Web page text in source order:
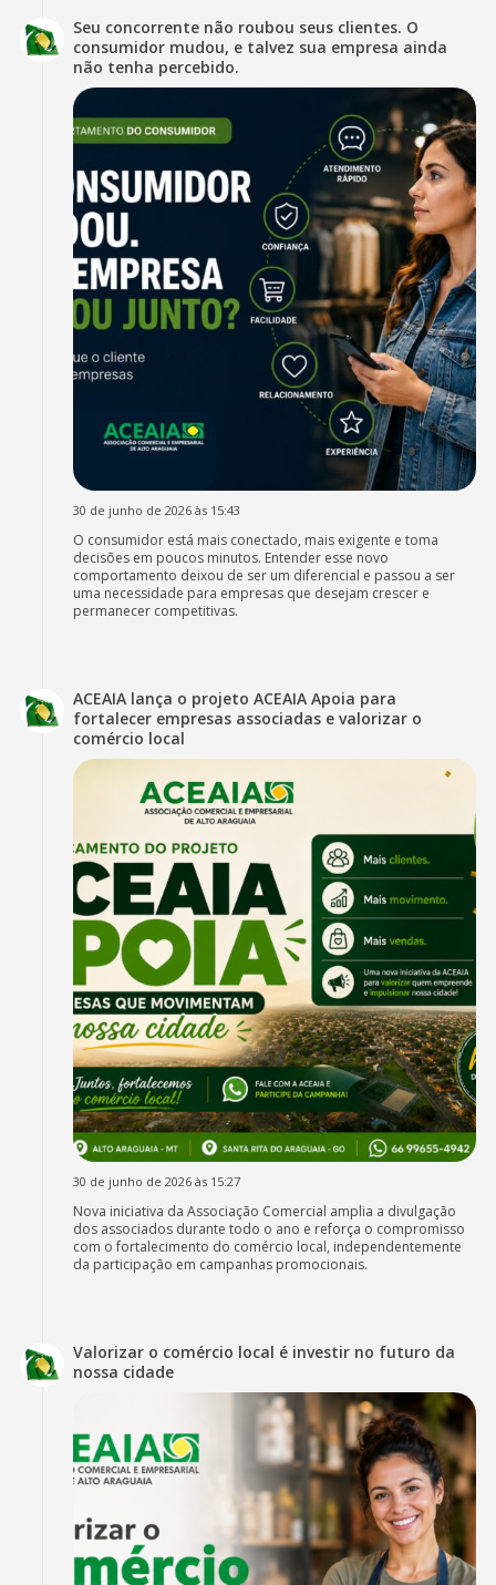
Seu concorrente não roubou seus clientes. O
consumidor mudou, e talvez sua empresa ainda
não tenha percebido.
30 de junho de 2026 às 15:43
O consumidor está mais conectado, mais exigente e toma
decisões em poucos minutos. Entender esse novo
comportamento deixou de ser um diferencial e passou a ser
uma necessidade para empresas que desejam crescer e
permanecer competitivas.
ACEAIA lança o projeto ACEAIA Apoia para
fortalecer empresas associadas e valorizar o
comércio local
30 de junho de 2026 às 15:27
Nova iniciativa da Associação Comercial amplia a divulgação
dos associados durante todo o ano e reforça o compromisso
com o fortalecimento do comércio local, independentemente
da participação em campanhas promocionais.
Valorizar o comércio local é investir no futuro da
nossa cidade